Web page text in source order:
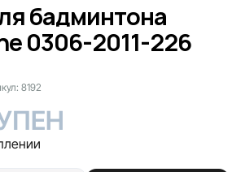
бадминтона
0306-2011-226
8192